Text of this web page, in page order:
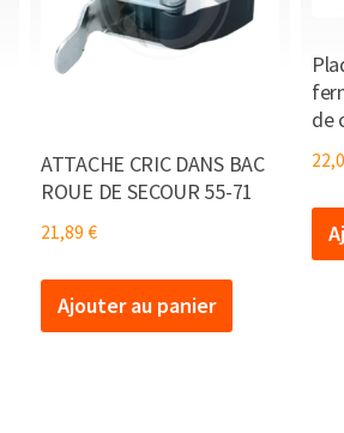
ATTACHE CRIC DANS BAC
ROUE DE SECOUR 55-71
21,89 €
Ajouter au panier
de